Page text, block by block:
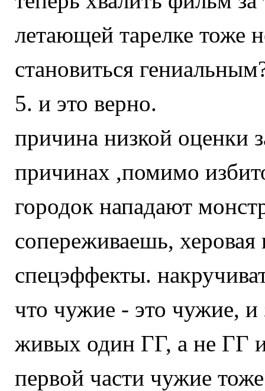
летающей тарелке тоже
становиться
5. и это верно.
причина низкой оценки
причинах ,помимо
городок нападают
сопереживаешь,
спецэффекты.
что чужие - это чужие, и
живых один ГГ, а не ГГ
первой части чужие